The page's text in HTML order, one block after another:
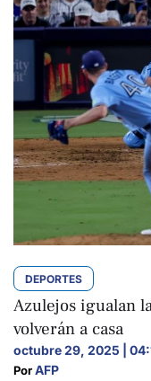
DEPORTES
Azulejos igualan
volverán a casa
octubre 29, 2025 |
Por AFP